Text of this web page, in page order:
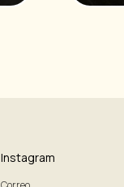
Instagram